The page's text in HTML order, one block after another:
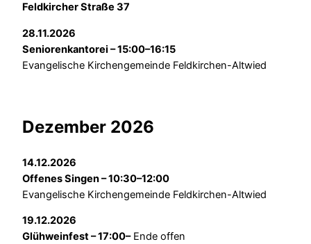
Feldkircher Straße 37
28.11.2026
Seniorenkantorei – 15:00–16:15
Evangelische Kirchengemeinde Feldkirchen-Altwied
Dezember 2026
14.12.2026
Offenes Singen – 10:30–12:00
Evangelische Kirchengemeinde Feldkirchen-Altwied
19.12.2026
Glühweinfest – 17:00–Ende offen